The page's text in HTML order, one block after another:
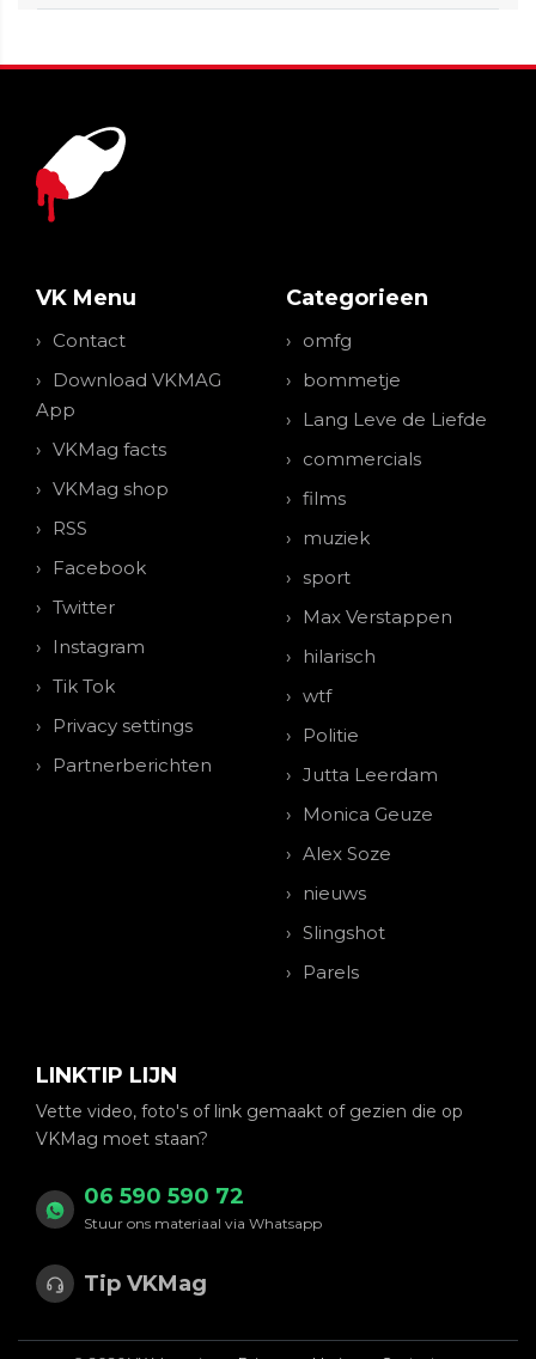
VK Menu
Contact
Download VKMAG
App
VKMag facts
VKMag shop
RSS
Facebook
Twitter
Instagram
Tik Tok
Privacy settings
Partnerberichten
Categorieen
omfg
bommetje
Lang Leve de Liefde
commercials
films
muziek
sport
Max Verstappen
hilarisch
wtf
Politie
Jutta Leerdam
Monica Geuze
Alex Soze
nieuws
Slingshot
Parels
LINKTIP LIJN
Vette video, foto's of link gemaakt of gezien die op
VKMag moet staan?
06 590 590 72
Stuur ons materiaal via Whatsapp
Tip VKMag